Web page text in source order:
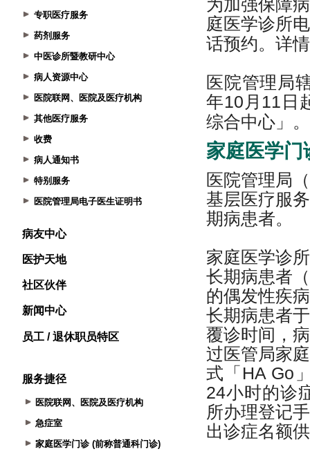
专职医疗服务
药剂服务
中医诊所暨教研中心
病人资源中心
医院联网、医院及医疗机构
其他医疗服务
收费
病人通知书
特别服务
医院管理局电子医生证明书
病友中心
医护天地
社区伙伴
新闻中心
员工 / 退休职员特区
服务捷径
医院联网、医院及医疗机构
急症室
家庭医学门诊 (前称普通科门诊)